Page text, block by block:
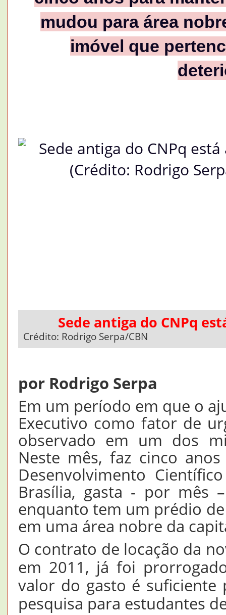
mudou para área
imóvel que
Sede antiga do CNPq
Crédito: Rodrigo Serpa/CBN
por Rodrigo Serpa
Em um período em que o
Executivo como fator de
observado em um dos
Neste mês, faz cinco
Desenvolvimento
Brasília, gasta - por mês
enquanto tem um prédio
em uma área nobre da
O contrato de locação da
em 2011, já foi
valor do gasto é suficiente
pesquisa para estudantes